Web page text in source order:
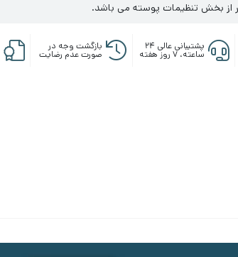
از بخش تنظیمات پوسته می باشد.
پشتیبانی عالی ۲۴
ساعته، ۷ روز هفته
بازگشت وجه در
صورت عدم رضایت